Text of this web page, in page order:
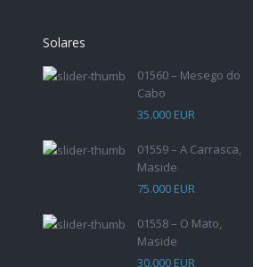
Solares
01560 – Mesego do
Cabo
35.000 EUR
01559 – A Carrasca,
Maside
75.000 EUR
01558 – O Mato,
Maside
30.000 EUR